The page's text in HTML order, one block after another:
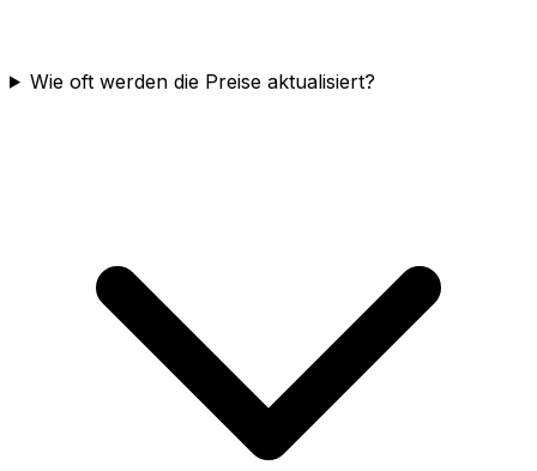
Wie oft werden die Preise aktualisiert?